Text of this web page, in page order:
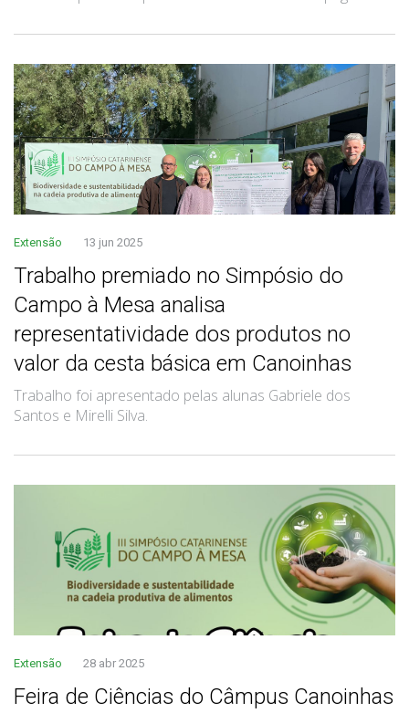
Extensão 13 jun 2025
Trabalho premiado no Simpósio do
Campo à Mesa analisa
representatividade dos produtos no
valor da cesta básica em Canoinhas
Trabalho foi apresentado pelas alunas Gabriele dos
Santos e Mirelli Silva.
Extensão 28 abr 2025
Feira de Ciências do Câmpus Canoinhas